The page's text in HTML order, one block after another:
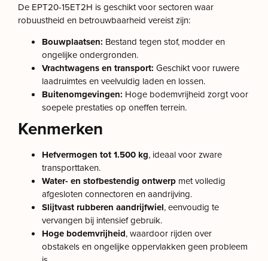
De EPT20-15ET2H is geschikt voor sectoren waar
robuustheid en betrouwbaarheid vereist zijn:
Bouwplaatsen: Bestand tegen stof, modder en
ongelijke ondergronden.
Vrachtwagens en transport: Geschikt voor ruwere
laadruimtes en veelvuldig laden en lossen.
Buitenomgevingen: Hoge bodemvrijheid zorgt voor
soepele prestaties op oneffen terrein.
Kenmerken
Hefvermogen tot 1.500 kg, ideaal voor zware
transporttaken.
Water- en stofbestendig ontwerp met volledig
afgesloten connectoren en aandrijving.
Slijtvast rubberen aandrijfwiel, eenvoudig te
vervangen bij intensief gebruik.
Hoge bodemvrijheid, waardoor rijden over
obstakels en ongelijke oppervlakken geen probleem